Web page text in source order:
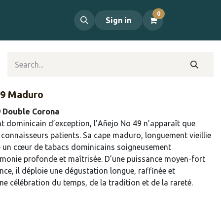
Sign in
0
Maduro
Corona
dominicain d’exception, l’Añejo No 49 n’apparaît que
patients. Sa cape maduro, longuement vieillie
un cœur de tabacs dominicains soigneusement
profonde et maîtrisée. D’une puissance moyen-fort
il déploie une dégustation longue, raffinée et
célébration du temps, de la tradition et de la rareté.